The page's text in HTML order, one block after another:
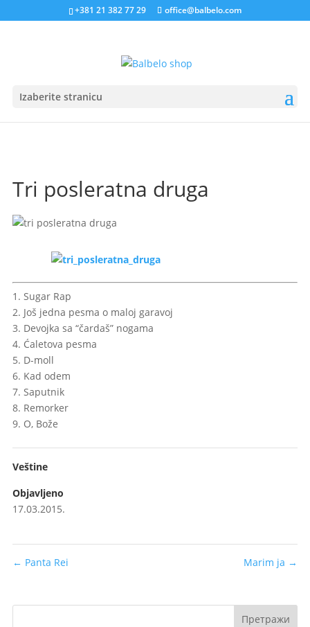
+381 21 382 77 29 office@balbelo.com
Izaberite stranicu
Tri posleratna druga
1. Sugar Rap
2. Još jedna pesma o maloj garavoj
3. Devojka sa “čardaš” nogama
4. Ćaletova pesma
5. D-moll
6. Kad odem
7. Saputnik
8. Remorker
9. O, Bože
Veštine
Objavljeno
17.03.2015.
← Panta Rei Marim ja →